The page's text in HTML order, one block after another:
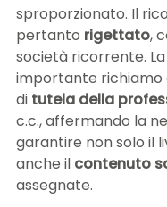
sproporzionato. Il
pertanto rigettato,
società ricorrente.
importante richiamo
di tutela della
c.c., affermando la
garantire non solo il
anche il contenuto
assegnate.